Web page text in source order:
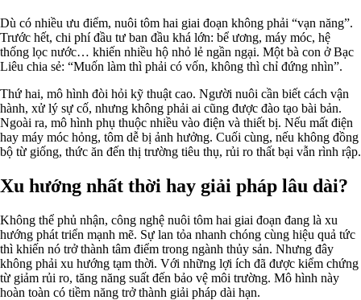
Dù có nhiều ưu điểm, nuôi tôm hai giai đoạn không phải “vạn năng”.
Trước hết, chi phí đầu tư ban đầu khá lớn: bể ương, máy móc, hệ
thống lọc nước… khiến nhiều hộ nhỏ lẻ ngần ngại. Một bà con ở Bạc
Liêu chia sẻ: “Muốn làm thì phải có vốn, không thì chỉ đứng nhìn”.
Thứ hai, mô hình đòi hỏi kỹ thuật cao. Người nuôi cần biết cách vận
hành, xử lý sự cố, nhưng không phải ai cũng được đào tạo bài bản.
Ngoài ra, mô hình phụ thuộc nhiều vào điện và thiết bị. Nếu mất điện
hay máy móc hỏng, tôm dễ bị ảnh hưởng. Cuối cùng, nếu không đồng
bộ từ giống, thức ăn đến thị trường tiêu thụ, rủi ro thất bại vẫn rình rập.
Xu hướng nhất thời hay giải pháp lâu dài?
Không thể phủ nhận, công nghệ nuôi tôm hai giai đoạn đang là xu
hướng phát triển mạnh mẽ. Sự lan tỏa nhanh chóng cùng hiệu quả tức
thì khiến nó trở thành tâm điểm trong ngành thủy sản. Nhưng đây
không phải xu hướng tạm thời. Với những lợi ích đã được kiểm chứng
từ giảm rủi ro, tăng năng suất đến bảo vệ môi trường. Mô hình này
hoàn toàn có tiềm năng trở thành giải pháp dài hạn.